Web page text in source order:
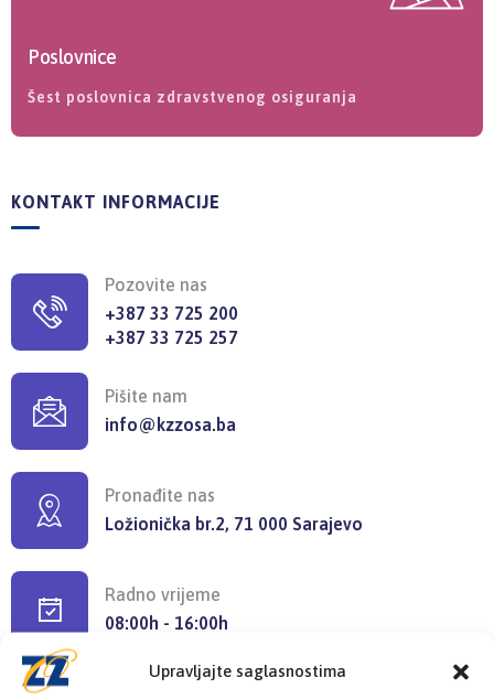
Upravljajte saglasnostima
Poslovnice
Šest poslovnica zdravstvenog osiguranja
KONTAKT INFORMACIJE
Pozovite nas
+387 33 725 200
+387 33 725 257
Pišite nam
info@kzzosa.ba
Pronađite nas
Ložionička br.2, 71 000 Sarajevo
Radno vrijeme
08:00h - 16:00h